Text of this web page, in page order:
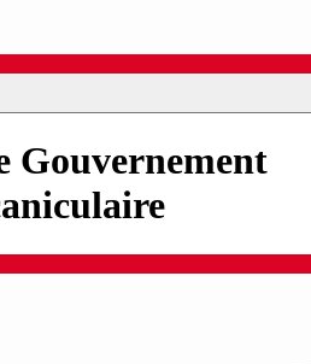
Gouvernement